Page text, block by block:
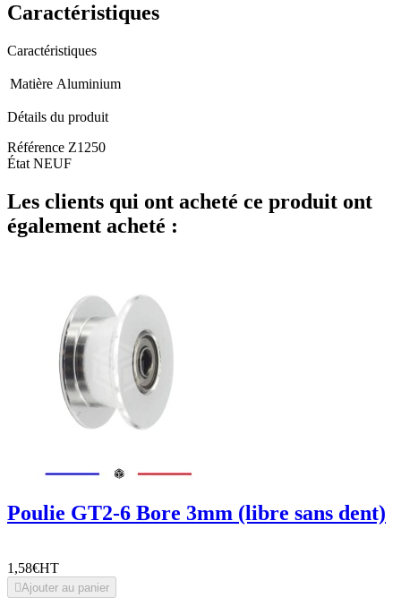
Caractéristiques
Caractéristiques
Matière Aluminium
Détails du produit
Référence Z1250
État NEUF
Les clients qui ont acheté ce produit ont
également acheté :
Poulie GT2-6 Bore 3mm (libre sans dent)
1,58€HT
Ajouter au panier